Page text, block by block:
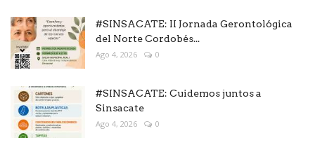
#SINSACATE: II Jornada Gerontológica
del Norte Cordobés...
Ago 4, 2026 0
#SINSACATE: Cuidemos juntos a
Sinsacate
Ago 4, 2026 0